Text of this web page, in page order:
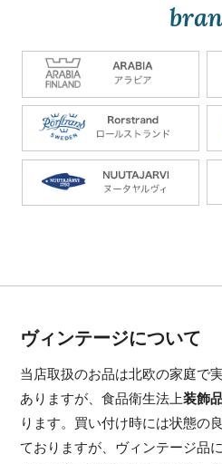
ヴィンテージについて
当店取扱のお品は北欧の家庭で
ありますが、食品衛生法上装飾
ります。買い付け時には状態の
ておりますが、ヴィンテージ品